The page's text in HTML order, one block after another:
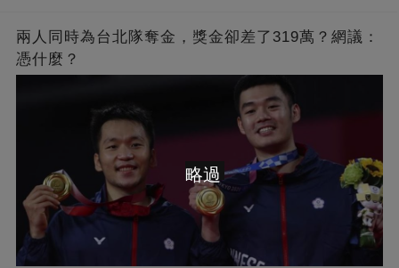
兩人同時為台北隊奪金，獎金卻差了319萬？網議：
憑什麼？
略過